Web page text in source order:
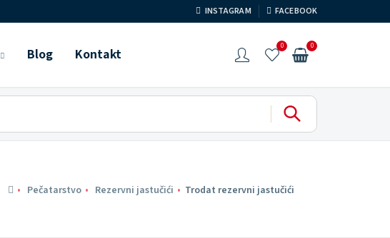
INSTAGRAM FACEBOOK
Blog Kontakt 0 0
Pečatarstvo Rezervni jastučići Trodat rezervni jastučići